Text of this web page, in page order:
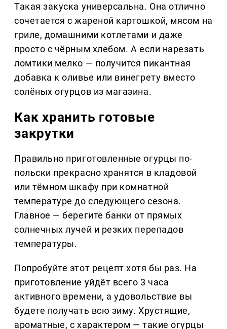
Такая закуска универсальна. Она отлично
сочетается с жареной картошкой, мясом на
гриле, домашними котлетами и даже
просто с чёрным хлебом. А если нарезать
ломтики мелко — получится пикантная
добавка к оливье или винегрету вместо
солёных огурцов из магазина.
Как хранить готовые
закрутки
Правильно приготовленные огурцы по-
польски прекрасно хранятся в кладовой
или тёмном шкафу при комнатной
температуре до следующего сезона.
Главное — берегите банки от прямых
солнечных лучей и резких перепадов
температуры.
Попробуйте этот рецепт хотя бы раз. На
приготовление уйдёт всего 3 часа
активного времени, а удовольствие вы
будете получать всю зиму. Хрустящие,
ароматные, с характером — такие огурцы